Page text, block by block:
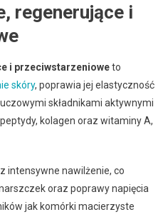
regenerujące i
i przeciwstarzenioweto
skóry, poprawia jej elastyczność
składnikami aktywnymi
kolagen oraz witaminy A,
intensywne nawilżenie, co
oraz poprawy napięcia
jak komórki macierzyste